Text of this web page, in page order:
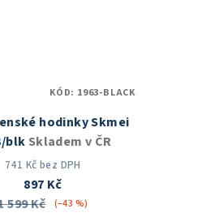
hodinky Skmei
blk Skladem v ČR
741 Kč bez DPH
897 Kč
599 Kč
(–43 %)
KÓD: 1963-BLACK